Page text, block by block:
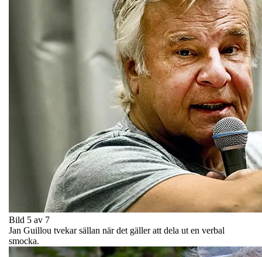
Bild 5 av 7
Jan Guillou tvekar sällan när det gäller att dela ut en verbal
smocka.